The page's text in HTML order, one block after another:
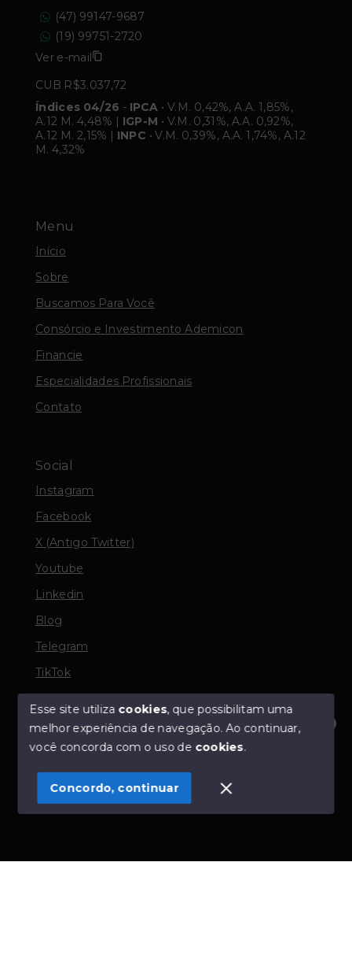
Olá! Estamos disponíveis para te ajudar.
Menu
Início
Sobre
Buscamos Para Você
Consórcio e Investimento Ademicon
Financie
Especialidades Profissionais
Contato
Social
Instagram
Facebook
X (Antigo Twitter)
Youtube
Linkedin
Blog
Telegram
TikTok
© Copyright 2026 - TORQUATO ∴ Corretor de Imóveis
- CRECI 42643f | 136.004f Perito Avaliador CNAI 37357
SITE PARA IMOBILIARIA
(47) 99147-9687
(19) 99751-2720
Ver e-mail
CUB R$3.037,72
Índices 04/26 - IPCA • V.M. 0,42%, A.A. 1,85%,
A.12 M. 4,48% | IGP-M • V.M. 0,31%, A.A. 0,92%,
A.12 M. 2,15% | INPC • V.M. 0,39%, A.A. 1,74%, A.12
M. 4,32%
Esse site utiliza cookies, que possibilitam uma
melhor experiência de navegação.Ao continuar,
você concorda com o uso de cookies.
Concordo, continuar